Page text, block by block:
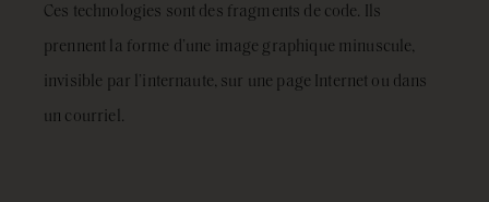
Ces technologies sont des fragments de code. Ils
prennent la forme d’une image graphique minuscule,
invisible par l’internaute, sur une page Internet ou dans
un courriel.